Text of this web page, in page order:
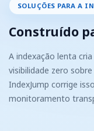
SOLUÇÕES PARA A
Construído
A indexação lenta
visibilidade zero
IndexJump corrige
monitoramento